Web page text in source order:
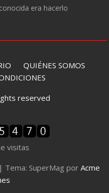
era hacerlo
QUIÉNES SOMOS
reserved
visitas
| Tema: SuperMag por Acme